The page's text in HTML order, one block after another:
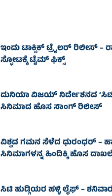
ಇಂದು ಟಾಕ್ಸಿಕ್ ಟ್ರೈಲರ್ ರಿಲೀಸ್‌
ಸ್ಫೋಟಕ್ಕೆ ಟೈಮ್‌ ಫಿಕ್ಸ್‌
ದುನಿಯಾ ವಿಜಯ್ ನಿರ್ದೇಶನದ ‘ಸಿಟಿ
ಸಿನಿಮಾದ ಹೊಸ ಸಾಂಗ್ ರಿಲೀಸ್
ವಿಶ್ವದ ಗಮನ ಸೆಳೆದ ಧುರಂಧರ್ –
ಸಿನಿಮಾಗಳನ್ನ ಹಿಂದಿಕ್ಕಿ ಹೊಸ
ಸಿಟಿ ಹುಡ್ಗಿಯರ ಹಳ್ಳಿ ಲೈಫ್‌ –